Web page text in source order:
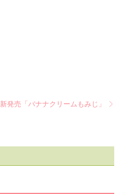
新発売「バナナクリームもみじ」